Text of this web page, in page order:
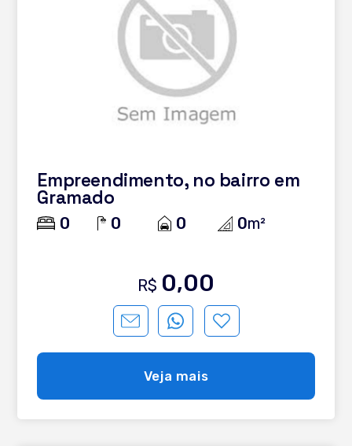
Empreendimento, no bairro em
Gramado
0 0 0 0m²
R$ 0,00
Veja mais